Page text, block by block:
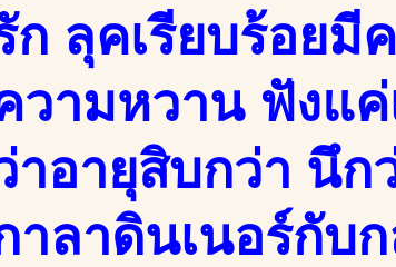
ก ลุคเรียบร้อย
วามหวาน ฟังแค่
าอายุสิบกว่า นึก
าลาดินเนอร์กับ